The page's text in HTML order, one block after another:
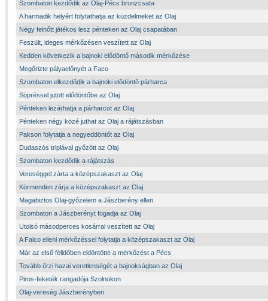
Szombaton kezdődik az Olaj-Pécs bronzcsata
A harmadik helyért folytathatja az küzdelmeket az Olaj
Négy felnőtt játékos lesz pénteken az Olaj csapatában
Feszült, ideges mérkőzésen veszített az Olaj
Kedden következik a bajnoki elődöntő második mérkőzése
Megőrizte pályaelőnyét a Faco
Szombaton elkezdődik a bajnoki elődöntő párharca
Söpréssel jutott elődöntőbe az Olaj
Pénteken lezárhatja a párharcot az Olaj
Pénteken négy közé juthat az Olaj a rájátszásban
Pakson folytatja a negyeddöntőt az Olaj
Dudaszós triplával győzött az Olaj
Szombaton kezdődik a rájátszás
Vereséggel zárta a középszakaszt az Olaj
Körmenden zárja a középszakaszt az Olaj
Magabiztos Olaj-győzelem a Jászberény ellen
Szombaton a Jászberényt fogadja az Olaj
Utolsó másodperces kosárral veszített az Olaj
A Falco elleni mérkőzéssel folytatja a középszakaszt az Olaj
Már az első félidőben eldöntötte a mérkőzést a Pécs
Tovább őrzi hazai veretlenségét a bajnokságban az Olaj
Piros-feketék rangadója Szolnokon
Olaj-vereség Jászberényben